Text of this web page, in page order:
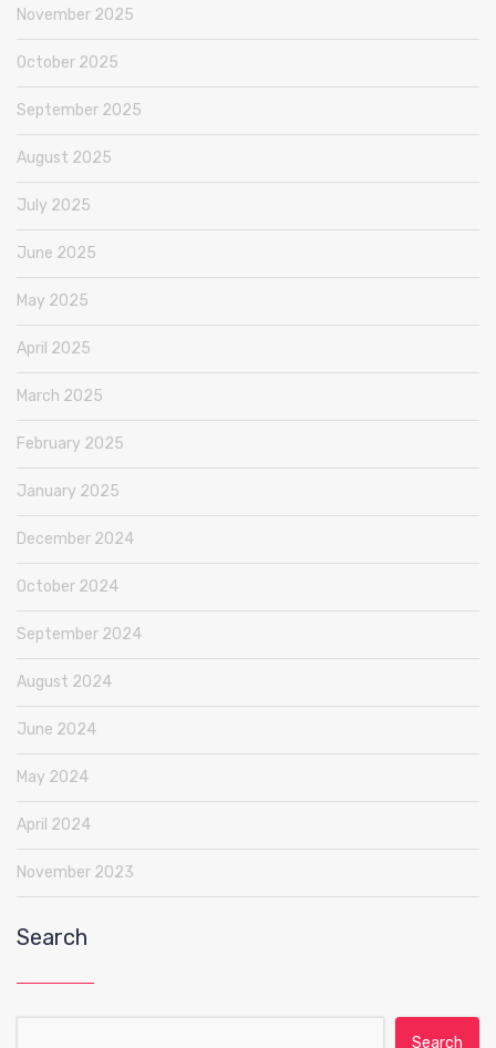
November 2025
October 2025
September 2025
August 2025
July 2025
June 2025
May 2025
April 2025
March 2025
February 2025
January 2025
December 2024
October 2024
September 2024
August 2024
June 2024
May 2024
April 2024
November 2023
Search